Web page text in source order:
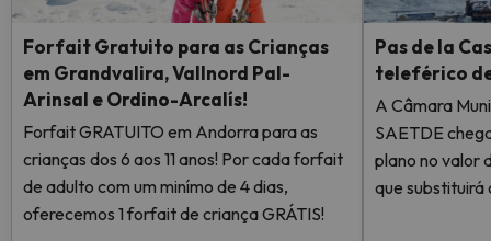
Forfait Gratuito para as Crianças
em Grandvalira, Vallnord Pal-
Arinsal e Ordino-Arcalís!
Forfait GRATUITO em Andorra para as
crianças dos 6 aos 11 anos! Por cada forfait
de adulto com um minímo de 4 dias,
oferecemos 1 forfait de criança GRÁTIS!
Pas de la
teleférico
A Câmara
SAETDE
plano no valor
que